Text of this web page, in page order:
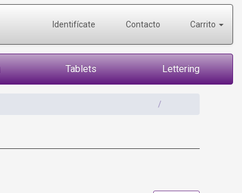
Identifícate Contacto Carrito
Tablets Lettering